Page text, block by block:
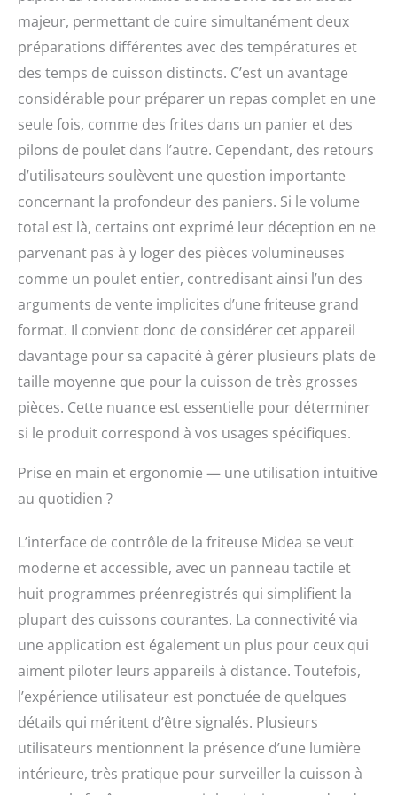
C'est le seul appareil
dont vous aurez besoin
dans votre cuisine !
CUISSON PUISSANTE
CHAUFFANTS : Équipée
de 3 éléments
chauffants (supérieur,
central et inférieur),
cette friteuse assure un
contrôle précis de la
température et une
cuisson homogène
dans chaque
compartiment. PLUS DE
L'APPLICATION : Avec la
connectivité Wi-Fi et
l’application MSmart,
accédez à plus de 50
recettes et surveillez la
cuisson à distance pour
CUISSON EFFICACE
SYNCHRONISATION
Sync Finish, cuisinez
simultanément deux
plats différents et
servez-les chauds et
Utilisez le panier pour
les frites et nuggets, ou
le plateau pour la pizza
majeur, permettant de cuire simultanément deux
préparations différentes avec des températures et
des temps de cuisson distincts. C’est un avantage
considérable pour préparer un repas complet en une
seule fois, comme des frites dans un panier et des
pilons de poulet dans l’autre. Cependant, des retours
d’utilisateurs soulèvent une question importante
concernant la profondeur des paniers. Si le volume
total est là, certains ont exprimé leur déception en ne
parvenant pas à y loger des pièces volumineuses
comme un poulet entier, contredisant ainsi l’un des
arguments de vente implicites d’une friteuse grand
format. Il convient donc de considérer cet appareil
davantage pour sa capacité à gérer plusieurs plats de
taille moyenne que pour la cuisson de très grosses
pièces. Cette nuance est essentielle pour déterminer
si le produit correspond à vos usages spécifiques.
Prise en main et ergonomie — une utilisation intuitive
au quotidien ?
L’interface de contrôle de la friteuse Midea se veut
moderne et accessible, avec un panneau tactile et
huit programmes préenregistrés qui simplifient la
plupart des cuissons courantes. La connectivité via
une application est également un plus pour ceux qui
aiment piloter leurs appareils à distance. Toutefois,
l’expérience utilisateur est ponctuée de quelques
détails qui méritent d’être signalés. Plusieurs
utilisateurs mentionnent la présence d’une lumière
intérieure, très pratique pour surveiller la cuisson à